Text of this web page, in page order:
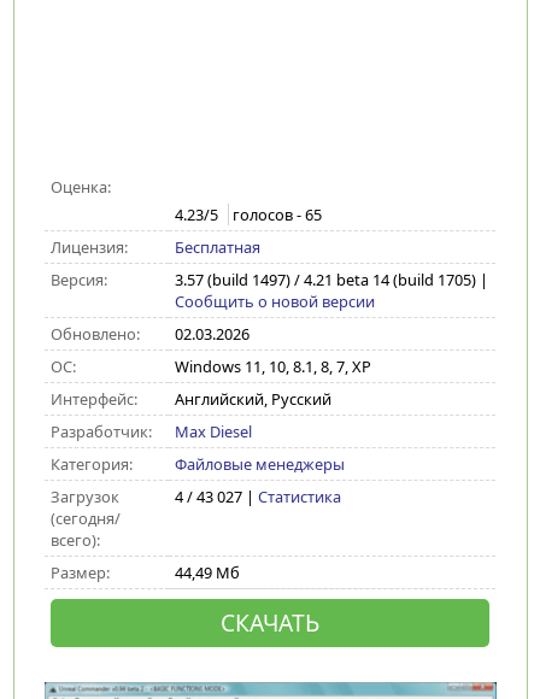
Оценка:
4.23/5 голосов -65
Лицензия:
Бесплатная
Версия:
3.57 (build 1497) / 4.21 beta 14 (build 1705)|
Сообщить о новой версии
Обновлено:
02.03.2026
ОС:
Windows 11, 10, 8.1, 8, 7, XP
Интерфейс:
Английский, Русский
Разработчик:
Max Diesel
Категория:
Файловые менеджеры
Загрузок
(сегодня/
всего):
4 / 43 027 | Статистика
Размер: 44,49 Мб
СКАЧАТЬ